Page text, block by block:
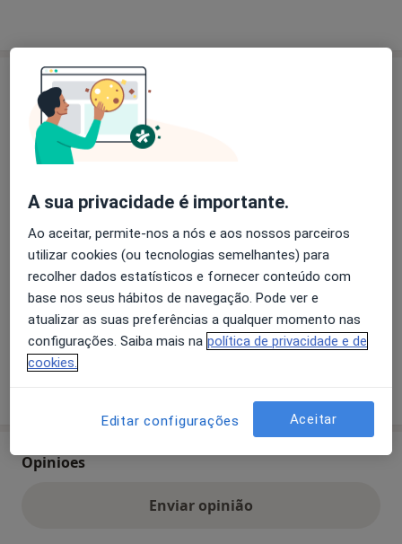
Consultório
Consultório Privado
Avenida António Augusto de Aguiar 42, R/C Dcha.,
Lisboa
abre num novo separador
Disponibilidade
Este especialista não disponibiliza reservas online
nesta morada
O que posso fazer agora?
sobre o endereço
Opinioes
Enviar opinião
A sua privacidade é importante.
Ao aceitar, permite-nos a nós e aos nossos parceiros
utilizar cookies (ou tecnologias semelhantes) para
recolher dados estatísticos e fornecer conteúdo com
base nos seus hábitos de navegação. Pode ver e
atualizar as suas preferências a qualquer momento nas
configurações. Saiba mais na política de privacidade e de
cookies.
Editar configurações Aceitar